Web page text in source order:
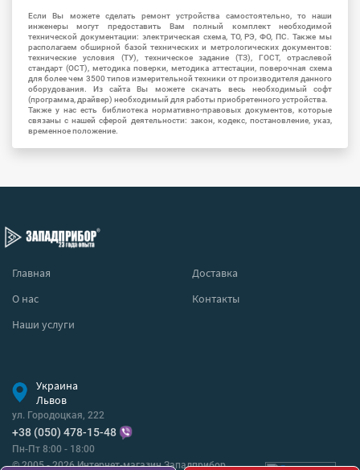
Если Вы можете сделать ремонт устройства самостоятельно, то наши
инженеры могут предоставить Вам полный комплект необходимой
технической документации: электрическая схема, ТО, РЭ, ФО, ПС. Также мы
располагаем обширной базой технических и метрологических документов:
технические условия (ТУ), техническое задание (ТЗ), ГОСТ, отраслевой
стандарт (ОСТ), методика поверки, методика аттестации, поверочная схема
для более чем 3500 типов измерительной техники от производителя данного
оборудования. Из сайта Вы можете скачать весь необходимый софт
(программа, драйвер) необходимый для работы приобретенного устройства.
Также у нас есть библиотека нормативно-правовых документов, которые
связаны с нашей сферой деятельности: закон, кодекс, постановление, указ,
временное положение.
Главная
Доставка
О нас
Контакты
Наши услуги
Украина
Львов
ул. Городоцкая, 222
+38 (050) 478-15-48
Пн-Пт 8:00 - 18:00
© 2005 - 2026 Интернет-магазин Западприбор